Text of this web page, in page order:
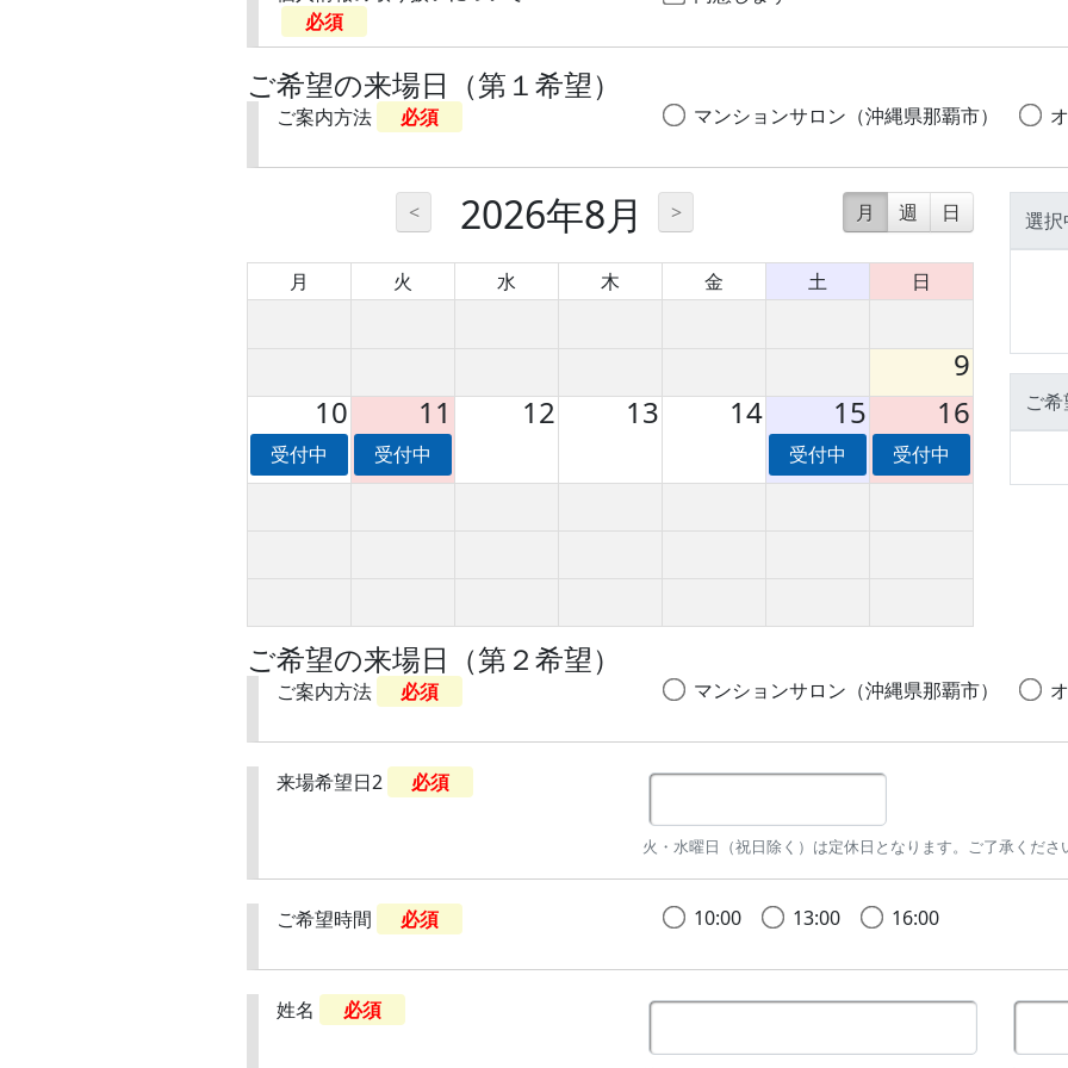
必須
ご希望の来場日（第１希望）
ご案内方法 必須 マンションサロン（沖縄県那覇市）
月 週 日
< 2026年8月 >
月 火 水 木 金 土 日
9
10
11 12 13 14 15 16
受付中 受付中 受付中 受付中
選
ご
ご希望の来場日（第２希望）
ご案内方法 必須 マンションサロン（沖縄県那覇市）
来場希望日2 必須
火・水曜日（祝日除く）は定休日となります。ご了承くださ
ご希望時間 必須 10:00 13:00 16:00
姓名 必須